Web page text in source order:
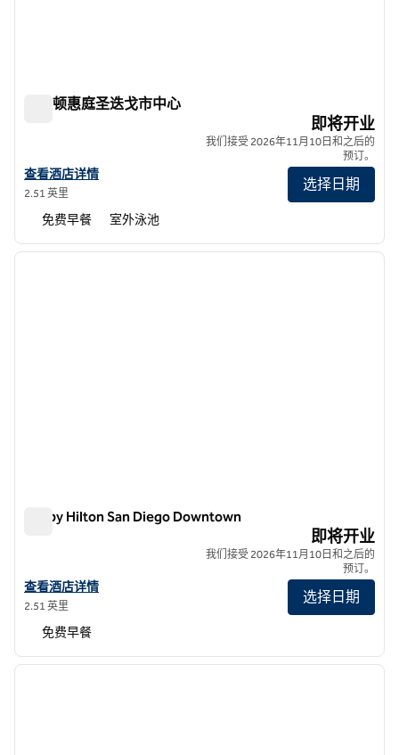
希尔顿惠庭圣迭戈市中心
查看希尔顿惠庭酒店San Diego Downtown的酒店详情
查看酒店详情
2.51 英里
即将开业
我们接受 2026年11月10日和之后的
预订。
选择日期
免费早餐 室外泳池
1/5
下一
Tru by Hilton San Diego Downtown
查看Tru by Hilton圣地亚哥市中心酒店详情
查看酒店详情
2.51 英里
即将开业
我们接受 2026年11月10日和之后的
预订。
选择日期
免费早餐
1/12
下一